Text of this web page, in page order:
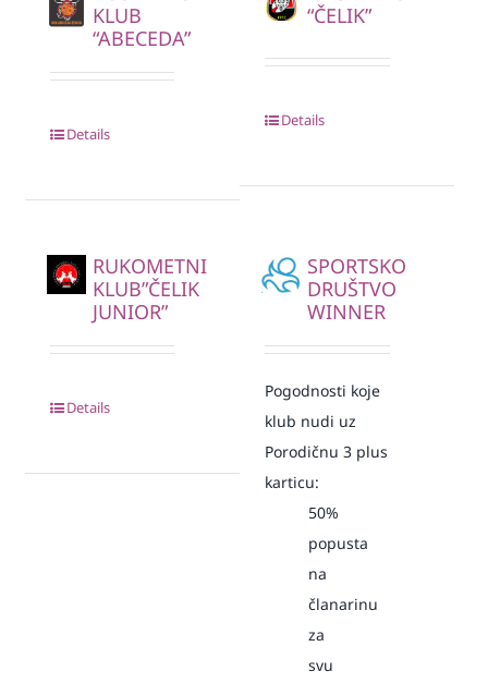
KLUB
“ABECEDA”
Details
“ČELIK”
Details
RUKOMETNI
KLUB”ČELIK
JUNIOR”
Details
SPORTSKO
DRUŠTVO
WINNER
Pogodnosti koje
klub nudi uz
Porodičnu 3 plus
karticu:
50%
popusta
na
članarinu
za
svu